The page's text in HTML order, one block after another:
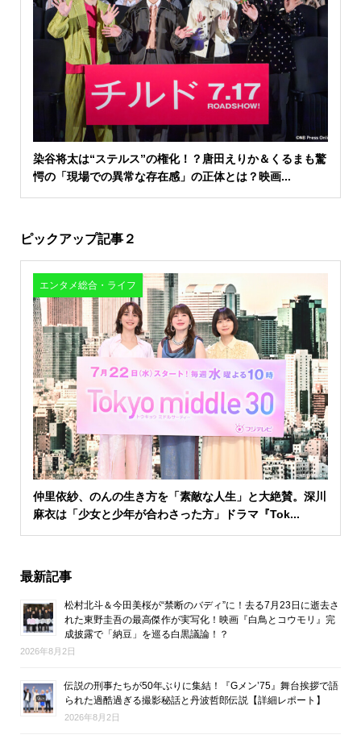
染谷将太は“ステルス”の権化！？唐田えりか＆くるまも驚
愕の「現場での異常な存在感」の正体とは？映画...
ピックアップ記事２
エンタメ総合・ライフ
仲里依紗、のんの生き方を「素敵な人生」と大絶賛。深川
麻衣は「少女と少年が合わさった方」ドラマ『Tok...
最新記事
松村北斗＆今田美桜が“禁断のバディ”に！去る7月23日に逝去さ
れた東野圭吾の最高傑作が実写化！映画『白鳥とコウモリ』完
成披露で「納豆」を巡る白黒議論！？
2026年8月2日
伝説の刑事たちが50年ぶりに集結！『Gメン’75』舞台挨拶で語
られた過酷過ぎる撮影秘話と丹波哲郎伝説【詳細レポート】
2026年8月2日